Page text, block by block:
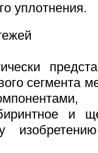
уплотнения.
сегмента
и